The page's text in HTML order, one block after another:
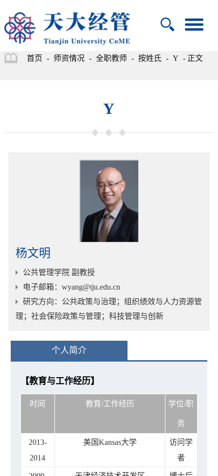
首页 - 师资情况 - 全职教师 - 按姓氏 - Y - 正文
Y
杨文明
公共管理学院 副教授
电子邮箱：wyang@tju.edu.cn
研究方向 ：公共政策与治理；组织绩效与人力资源管
理；社会保险政策与管理；科技管理与创新
个人简介
【教育与工作经历】
时间 教育/工作经历 学位/职
务
2013-
2014
美国Kansas大学
访问学
者